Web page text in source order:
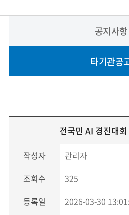
공지사항
타기관공
전국민 AI 경진대
작성자
관리자
조회수
325
등록일
2026-03-30